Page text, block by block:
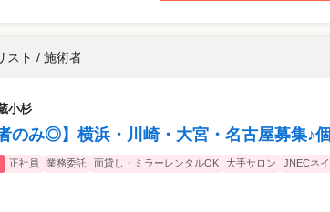
スト / 施術者
小杉
のみ◎】横浜・川崎・大宮・名古屋募集♪
正社員 業務委託 面貸し・ミラーレンタルOK 大手サロン JNECネ